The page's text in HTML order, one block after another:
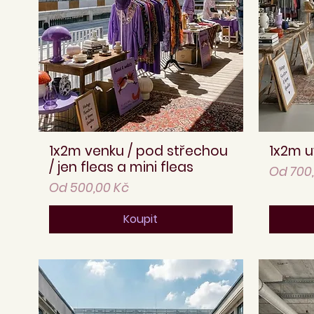
Rychlý náhled
1x2m venku / pod střechou
/ jen fleas a mini fleas
Od500,00 Kč
Zvýhodněná cena
Koupit
1x2m
Od